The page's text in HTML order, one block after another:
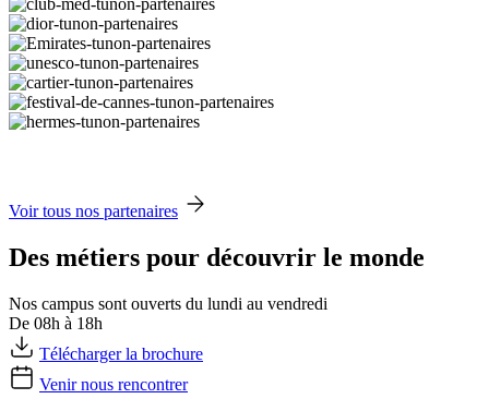
Voir tous nos partenaires
Des métiers pour découvrir le monde
Nos campus sont ouverts du lundi au vendredi
De 08h à 18h
Télécharger la brochure
Venir nous rencontrer